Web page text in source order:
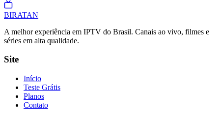
BIRATAN
A melhor experiência em IPTV do Brasil. Canais ao vivo, filmes e
séries em alta qualidade.
Site
Início
Teste Grátis
Planos
Contato